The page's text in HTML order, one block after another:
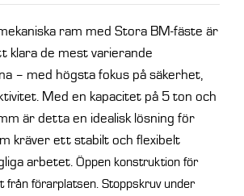
ram med Stora BM-fäste är
klara de mest varierande
– med högsta fokus på säkerhet,
Med en kapacitet på 5 ton och
är detta en idealisk lösning för
kräver ett stabilt och flexibelt
arbetet. Öppen konstruktion för
från förarplatsen. Stoppskruv under